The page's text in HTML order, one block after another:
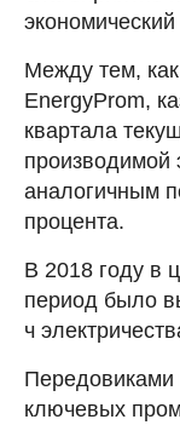
Между тем,
EnergyProm,
квартала
производимой
аналогичным
процента.
В 2018 году в
период было
ч
Передовиками
ключевых